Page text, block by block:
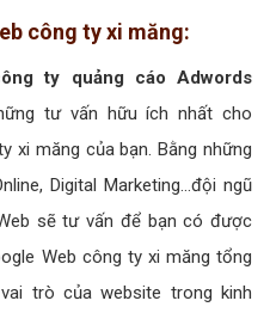
công ty xi măng:
ty quảng cáo Adwords
tư vấn hữu ích nhất cho
xi măng của bạn. Bằng những
Digital Marketing...đội ngũ
sẽ tư vấn để bạn có được
Web công ty xi măng tổng
trò của website trong kinh